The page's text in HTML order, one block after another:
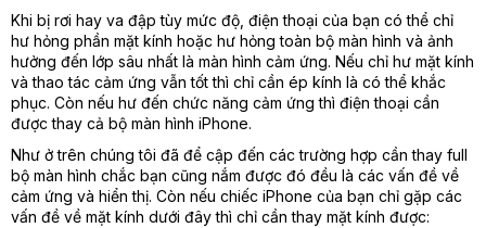
Khi bị rơi hay va đập tùy mức độ, điện thoại của bạn có thể chỉ
hư hỏng phần mặt kính hoặc hư hỏng toàn bộ màn hình và ảnh
hưởng đến lớp sâu nhất là màn hình cảm ứng. Nếu chỉ hư mặt kính
và thao tác cảm ứng vẫn tốt thì chỉ cần ép kính là có thể khắc
phục. Còn nếu hư đến chức năng cảm ứng thì điện thoại cần
được thay cả bộ màn hình iPhone.
Như ở trên chúng tôi đã để cập đến các trường hợp cần thay full
bộ màn hình chắc bạn cũng nắm được đó đều là các vấn đề về
cảm ứng và hiển thị. Còn nếu chiếc iPhone của bạn chỉ gặp các
vấn đề về mặt kính dưới đây thì chỉ cần thay mặt kính được: